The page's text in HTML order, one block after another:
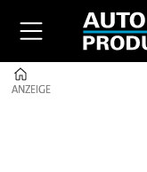
ANZEIGE
ANZEIGE